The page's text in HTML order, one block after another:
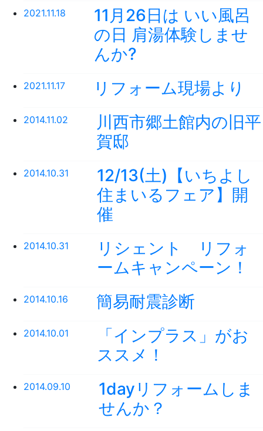
2021.11.18
11月26日は いい風呂
の日 肩湯体験しませ
んか?
2021.11.17 リフォーム現場より
2014.11.02
川西市郷土館内の旧平
賀邸
2014.10.31
12/13(土)【いちよし
住まいるフェア】開
催
2014.10.31
リシェント リフォ
ームキャンペーン！
2014.10.16 簡易耐震診断
2014.10.01
「インプラス」がお
ススメ！
2014.09.10
1dayリフォームしま
せんか？